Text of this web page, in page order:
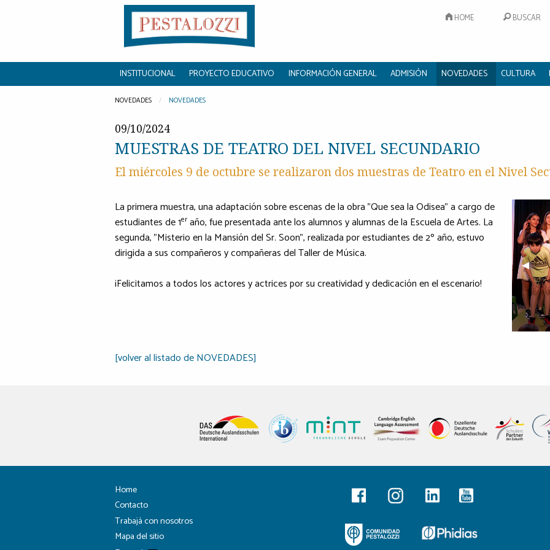
HOME BUSCAR
INSTITUCIONAL PROYECTO EDUCATIVO INFORMACIÓN GENERAL ADMISIÓN NOVEDADES CULTURA
NOVEDADES NOVEDADES
09/10/2024
MUESTRAS DE TEATRO DEL NIVEL SECUNDARIO
El miércoles 9 de octubre se realizaron dos muestras de Teatro en el Nivel
◀︎
La primera muestra, una adaptación sobre escenas de la obra "Que sea la Odisea" a cargo de
estudiantes de 1er año, fue presentada ante los alumnos y alumnas de la Escuela de Artes. La
segunda, "Misterio en la Mansión del Sr. Soon", realizada por estudiantes de 2º año, estuvo
dirigida a sus compañeros y compañeras del Taller de Música.
¡Felicitamos a todos los actores y actrices por su creatividad y dedicación en el escenario!
[volver al listado de NOVEDADES]
Home
Contacto
Trabajá con nosotros
Mapa del sitio